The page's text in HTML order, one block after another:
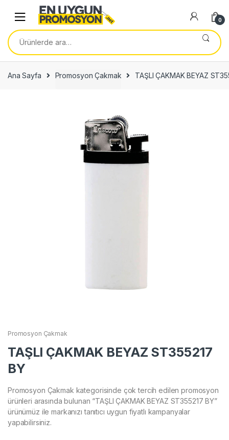
navigation
content
0
Ara:
Ana Sayfa Promosyon Çakmak TAŞLI ÇAKMAK BEYAZ
Promosyon Çakmak
TAŞLI ÇAKMAK BEYAZ ST355217
BY
Promosyon Çakmak kategorisinde çok tercih edilen promosyon
ürünleri arasında bulunan “TAŞLI ÇAKMAK BEYAZ ST355217 BY”
ürünümüz ile markanızı tanıtıcı uygun fiyatlı kampanyalar
yapabilirsiniz.